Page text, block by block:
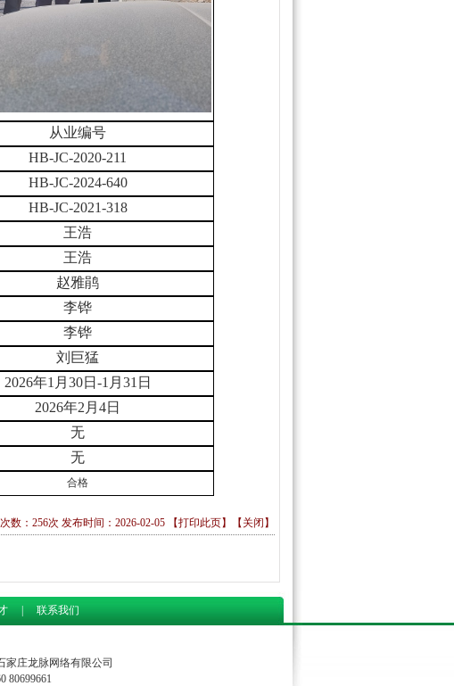
从业编号
HB-JC-2020-211
HB-JC-2024-640
HB-JC-2021-318
王浩
王浩
赵雅鹃
李铧
李铧
刘巨猛
2026年1 月 30日 -1月31日
2026年2 月 4日
无
无
合格
数：256次 发布时间：2026-02-05 【打印此页】【 关闭 】
联系我们
家庄龙脉网络有限公司
80699661